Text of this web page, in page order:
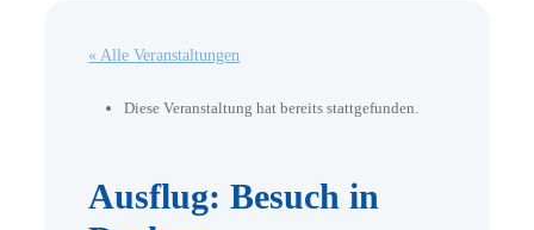
« Alle Veranstaltungen
Diese Veranstaltung hat bereits stattgefunden.
Ausflug: Besuch in